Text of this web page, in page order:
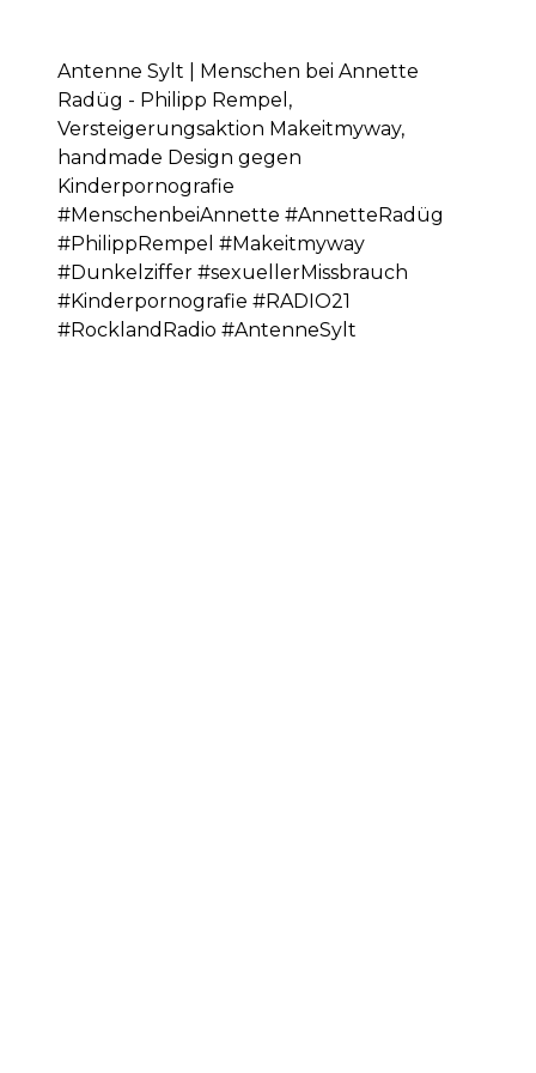
Antenne Sylt | Menschen bei Annette
Radüg - Philipp Rempel,
Versteigerungsaktion Makeitmyway,
handmade Design gegen
Kinderpornografie
#MenschenbeiAnnette #AnnetteRadüg
#PhilippRempel #Makeitmyway
#Dunkelziffer #sexuellerMissbrauch
#Kinderpornografie #RADIO21
#RocklandRadio #AntenneSylt